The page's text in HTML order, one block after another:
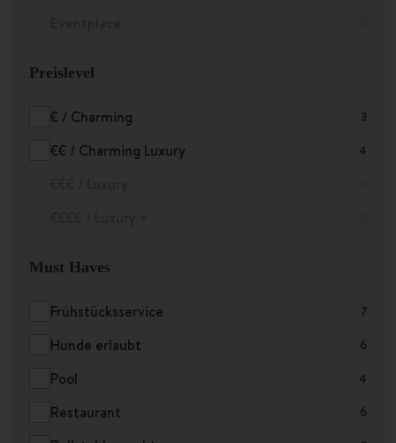
Preislevel
€ / Charming 3
€€ / Charming Luxury 4
Must Haves
Frühstücksservice 7
Hunde erlaubt 6
Pool 4
Restaurant 6